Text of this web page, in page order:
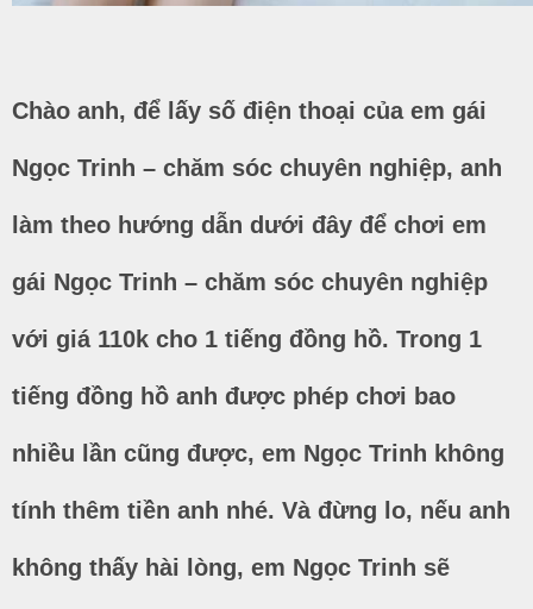
Chào anh, để lấy số điện thoại của em gái
Ngọc Trinh – chăm sóc chuyên nghiệp, anh
làm theo hướng dẫn dưới đây để chơi em
gái Ngọc Trinh – chăm sóc chuyên nghiệp
với giá 110k cho 1 tiếng đồng hồ. Trong 1
tiếng đồng hồ anh được phép chơi bao
nhiều lần cũng được, em Ngọc Trinh không
tính thêm tiền anh nhé. Và đừng lo, nếu anh
không thấy hài lòng, em Ngọc Trinh sẽ